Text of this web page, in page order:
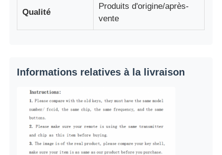
Contact
nouvelles
Qualité
Produits d'origine/après-
vente
Informations relatives à la livraison